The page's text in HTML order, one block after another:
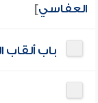
العفاسي]
باب ألقاب